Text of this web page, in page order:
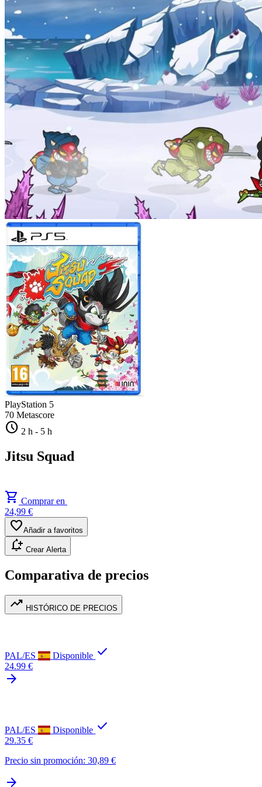
PlayStation 5
70 Metascore
schedule 2 h - 5 h
Jitsu Squad
shopping_cart Comprar en
24,99 €
favoriteAñadir a favoritos
notification_add Crear Alerta
Comparativa de precios
trending_up HISTÓRICO DE PRECIOS
PAL/ES Disponible check
24.99 €
arrow_forward
PAL/ES Disponible check
29.35 €
Precio sin promoción: 30,89 €
arrow_forward